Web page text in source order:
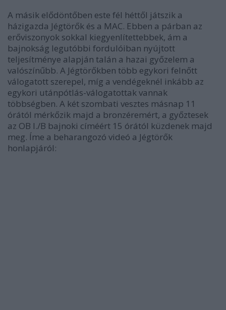
A másik elődöntőben este fél héttől játszik a
házigazda Jégtörők és a MAC. Ebben a párban az
erőviszonyok sokkal kiegyenlítettebbek, ám a
bajnokság legutóbbi fordulóiban nyújtott
teljesítménye alapján talán a hazai győzelem a
valószínűbb. A Jégtörőkben több egykori felnőtt
válogatott szerepel, míg a vendégeknél inkább az
egykori utánpótlás-válogatottak vannak
többségben. A két szombati vesztes másnap 11
órától mérkőzik majd a bronzéremért, a győztesek
az OB I./B bajnoki címéért 15 órától küzdenek majd
meg. Íme a beharangozó videó a Jégtörők
honlapjáról: